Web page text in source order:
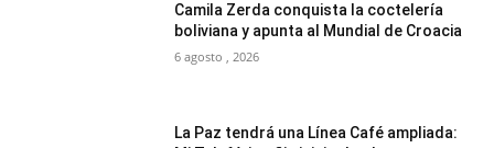
Camila Zerda conquista la coctelería
boliviana y apunta al Mundial de Croacia
6 agosto , 2026
La Paz tendrá una Línea Café ampliada: